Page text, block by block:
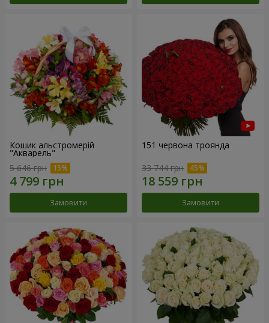
Кошик альстромерій
"Акварель"
5 646 грн
Замовити
151 червона троянда
33 744 грн
Замовити